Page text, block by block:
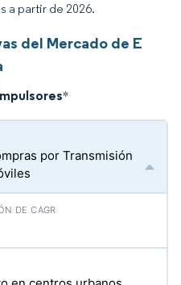
a partir de 2026.
del Mercado de E
*
por Transmisión